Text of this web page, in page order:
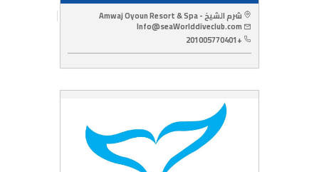
شرم الشيخ - Amwaj Oyoun Resort & Spa
Info@seaWorlddiveclub.com
+201005770401